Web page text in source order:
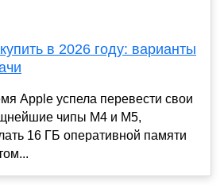
в 2026 году: варианты
Apple успела перевести свои
чипы M4 и M5,
16 ГБ оперативной памяти